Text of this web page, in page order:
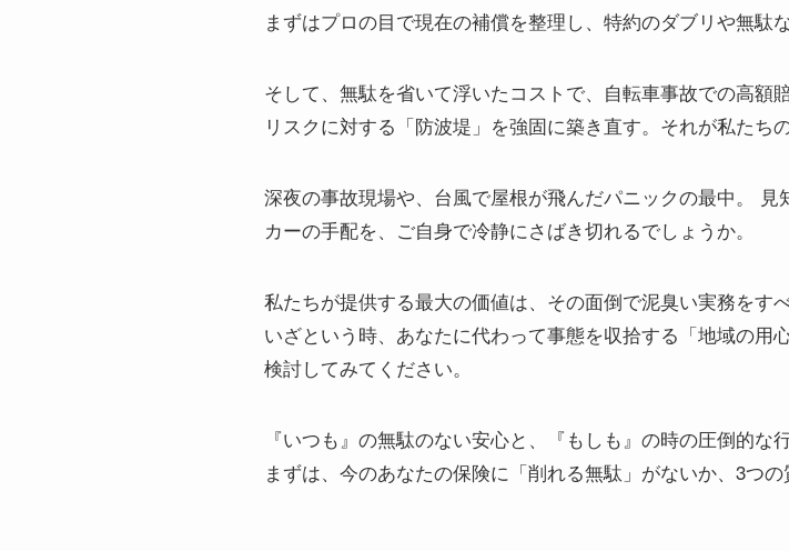
まずはプロの目で現在の補償を整理し、特約のダブリや無駄
そして、無駄を省いて浮いたコストで、自転車事故での高
リスクに対する「防波堤」を強固に築き直す。それが私たち
深夜の事故現場や、台風で屋根が飛んだパニックの最中。
カーの手配を、ご自身で冷静にさばき切れるでしょうか。
私たちが提供する最大の価値は、その面倒で泥臭い実務をす
いざという時、あなたに代わって事態を収拾する「地域の
検討してみてください。
『いつも』の無駄のない安心と、『もしも』の時の圧倒的な行
まずは、今のあなたの保険に「削れる無駄」がないか、3つの